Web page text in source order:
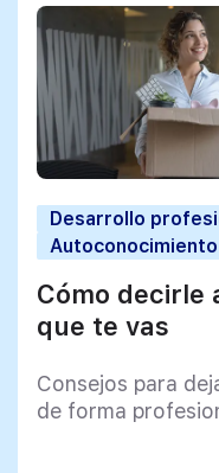
Desarrollo
Autoconocimiento
Cómo decirle
que te vas
Consejos para
de forma